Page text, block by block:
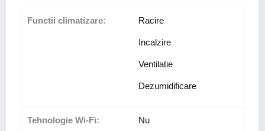
Functii climatizare: Racire
Incalzire
Ventilatie
Dezumidificare
Tehnologie Wi-Fi: Nu